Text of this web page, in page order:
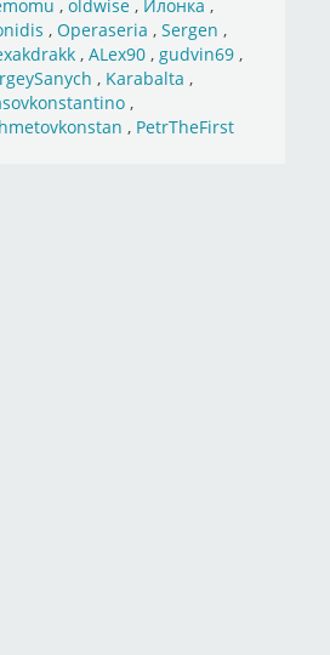
, oldwise, Илонка ,
, Operaseria , Sergen ,
, ALex90, gudvin69,
, Karabalta ,
,
, PetrTheFirst